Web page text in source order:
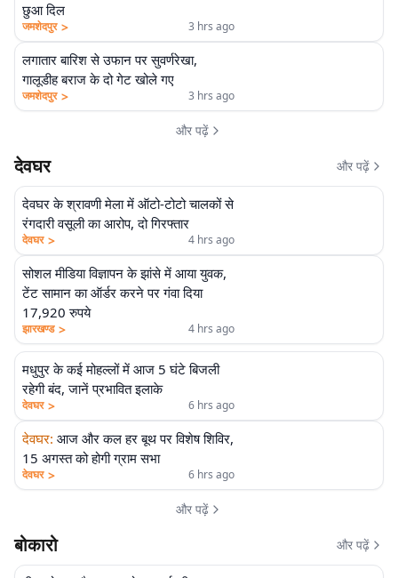
छुआ दिल
जमशेदपुर > 3 hrs ago
लगातार बारिश से उफान पर सुवर्णरेखा,
गालूडीह बराज के दो गेट खोले गए
जमशेदपुर > 3 hrs ago
और पढ़ें
देवघर और पढ़ें
देवघर के श्रावणी मेला में ऑटो-टोटो चालकों से
रंगदारी वसूली का आरोप, दो गिरफ्तार
देवघर > 4 hrs ago
सोशल मीडिया विज्ञापन के झांसे में आया युवक,
टेंट सामान का ऑर्डर करने पर गंवा दिया
17,920 रुपये
झारखण्ड > 4 hrs ago
मधुपुर के कई मोहल्लों में आज 5 घंटे बिजली
रहेगी बंद, जानें प्रभावित इलाके
देवघर > 6 hrs ago
देवघर: आज और कल हर बूथ पर विशेष शिविर,
15 अगस्त को होगी ग्राम सभा
देवघर > 6 hrs ago
और पढ़ें
बोकारो और पढ़ें